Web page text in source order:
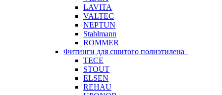
LAVITA
VALTEC
NEPTUN
Stahlmann
ROMMER
Фитинги для сшитого полиэтилена
TECE
STOUT
ELSEN
REHAU